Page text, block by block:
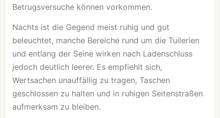
Betrugsversuche können vorkommen.
Nachts ist die Gegend meist ruhig und gut
beleuchtet, manche Bereiche rund um die Tuilerien
und entlang der Seine wirken nach Ladenschluss
jedoch deutlich leerer. Es empfiehlt sich,
Wertsachen unauffällig zu tragen, Taschen
geschlossen zu halten und in ruhigen Seitenstraßen
aufmerksam zu bleiben.